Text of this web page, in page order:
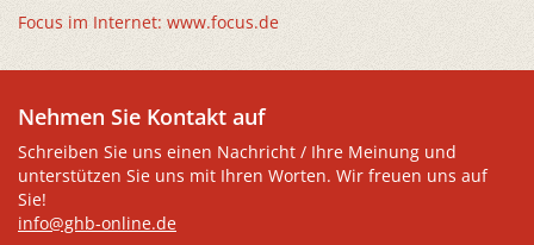
Focus im Internet: www.focus.de
Nehmen Sie Kontakt auf
Schreiben Sie uns einen Nachricht / Ihre Meinung und
unterstützen Sie uns mit Ihren Worten. Wir freuen uns auf
Sie!
info@ghb-online.de